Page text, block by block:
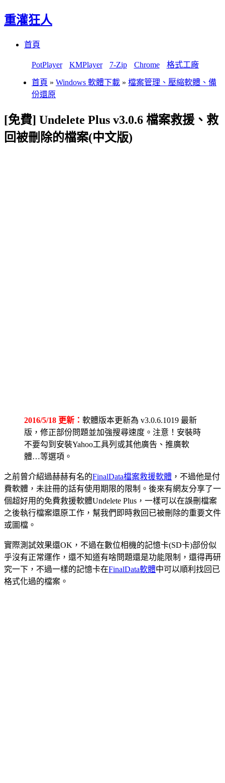
重灌狂人
首頁
PotPlayer KMPlayer 7-Zip Chrome 格式工廠
首頁 » Windows 軟體下載 » 檔案管理、壓縮軟體、備
份還原
[免費] Undelete Plus v3.0.6 檔案救援、救
回被刪除的檔案(中文版)
2016/5/18 更新： 軟體版本更新為 v3.0.6.1019 最新
版，修正部份問題並加強搜尋速度。注意！安裝時
不要勾到安裝Yahoo工具列或其他廣告、推廣軟
體…等選項。
之前曾介紹過赫赫有名的FinalData檔案救援軟體 ，不過他是付
費軟體，未註冊的話有使用期限的限制。後來有網友分享了一
個超好用的免費救援軟體Undelete Plus，一樣可以在誤刪檔案
之後執行檔案還原工作，幫我們即時救回已被刪除的重要文件
或圖檔。
實際測試效果還OK，不過在數位相機的記憶卡(SD卡)部份似
乎沒有正常運作，還不知道有啥問題還是功能限制，還得再研
究一下，不過一樣的記憶卡在FinalData軟體中可以順利找回已
格式化過的檔案。